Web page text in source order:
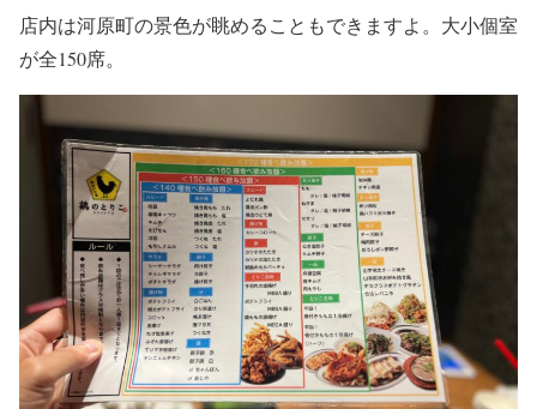
店内は河原町の景色が眺めることもできますよ。大小個室
が全150席。